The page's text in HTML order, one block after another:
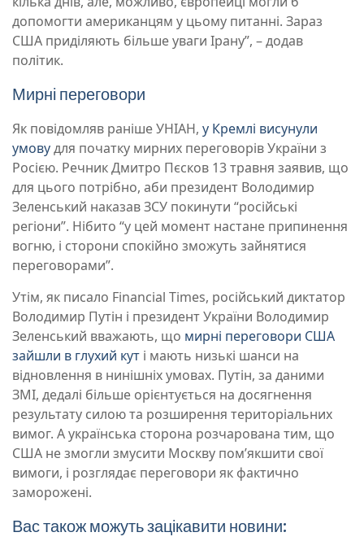
допомогти американцям у цьому питанні. Зараз
США приділяють більше уваги Ірану”, – додав
політик.
Мирні переговори
Як повідомляв раніше УНІАН, у Кремлі висунули
умовудля початку мирних переговорів України з
Росією. Речник Дмитро Пєсков 13 травня заявив, що
для цього потрібно, аби президент Володимир
Зеленський наказав ЗСУ покинути “російські
регіони”. Нібито “у цей момент настане припинення
вогню, і сторони спокійно зможуть зайнятися
переговорами”.
Утім, як писало Financial Times, російський диктатор
Володимир Путін і президент України Володимир
Зеленський вважають, що мирні переговори США
зайшли в глухий кут і мають низькі шанси на
відновлення в нинішніх умовах. Путін, за даними
ЗМІ, дедалі більше орієнтується на досягнення
результату силою та розширення територіальних
вимог. А українська сторона розчарована тим, що
США не змогли змусити Москву пом’якшити свої
вимоги, і розглядає переговори як фактично
заморожені.
Вас також можуть зацікавити новини: